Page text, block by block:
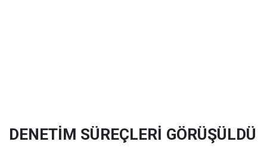
DENETİM SÜREÇLERİ GÖRÜŞÜLDÜ